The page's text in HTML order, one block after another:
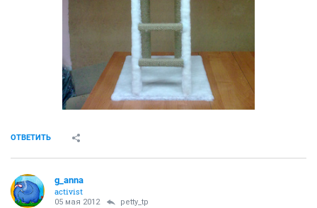
ОТВЕТИТЬ
g_anna
activist
05 мая 2012 petty_tp